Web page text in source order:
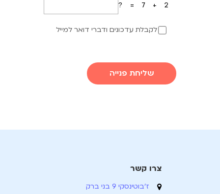
7+2=?
לקבלת עדכונים ודברי דואר למייל
שליחת פנייה
צרו קשר
ז'בוטינסקי 9 בני ברק